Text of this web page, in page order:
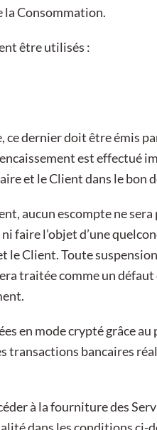
la Consommation.
être utilisés :
ce dernier doit être émis
est effectué
et le Client dans le bon
aucun escompte ne sera
faire l’objet d’une
le Client. Toute
traitée comme un
en mode crypté grâce
transactions bancaires
à la fourniture des